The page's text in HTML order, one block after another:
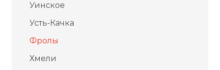
Уинское
Усть-Качка
Фролы
Хмели